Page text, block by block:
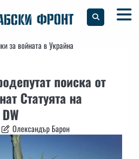
за войната в Украйна
поиска от
Статуята на
Олександър Барон